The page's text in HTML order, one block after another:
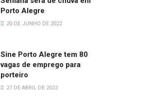
Porto Alegre
20 DE JUNHO DE 2022
Sine Porto Alegre tem 80
vagas de emprego para
porteiro
27 DE ABRIL DE 2022